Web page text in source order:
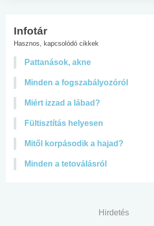
Infotár
Hasznos, kapcsolódó cikkek
Pattanások, akne
Minden a fogszabályozóról
Miért izzad a lábad?
Fültisztítás helyesen
Mitől korpásodik a hajad?
Minden a tetoválásról
Hirdetés